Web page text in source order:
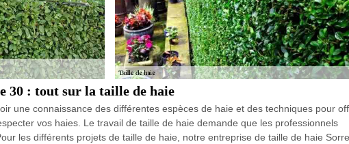
30 : tout sur la taille de haie
une connaissance des différentes espèces de haie et des techniques pour
vos haies. Le travail de taille de haie demande que les professionnels
les différents projets de taille de haie, notre entreprise de taille de haie